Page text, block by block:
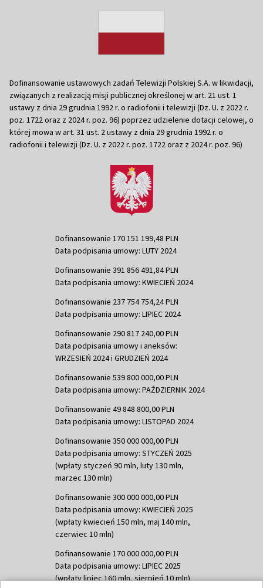
Dofinansowanie ustawowych zadań Telewizji Polskiej S.A. w likwidacji,
związanych z realizacją misji publicznej określonej w art. 21 ust. 1
ustawy z dnia 29 grudnia 1992 r. o radiofonii i telewizji (Dz. U. z 2022 r.
poz. 1722 oraz z 2024 r. poz. 96) poprzez udzielenie dotacji celowej, o
której mowa w art. 31 ust. 2 ustawy z dnia 29 grudnia 1992 r. o
radiofonii i telewizji (Dz. U. z 2022 r. poz. 1722 oraz z 2024 r. poz. 96)
Dofinansowanie 170 151 199,48 PLN
Data podpisania umowy: LUTY 2024
Dofinansowanie 391 856 491,84 PLN
Data podpisania umowy: KWIECIEŃ 2024
Dofinansowanie 237 754 754,24 PLN
Data podpisania umowy: LIPIEC 2024
Dofinansowanie 290 817 240,00 PLN
Data podpisania umowy i aneksów:
WRZESIEŃ 2024 i GRUDZIEŃ 2024
Dofinansowanie 539 800 000,00 PLN
Data podpisania umowy: PAŹDZIERNIK 2024
Dofinansowanie 49 848 800,00 PLN
Data podpisania umowy: LISTOPAD 2024
Dofinansowanie 350 000 000,00 PLN
Data podpisania umowy: STYCZEŃ 2025
(wpłaty styczeń 90 mln, luty 130 mln,
marzec 130 mln)
Dofinansowanie 300 000 000,00 PLN
Data podpisania umowy: KWIECIEŃ 2025
(wpłaty kwiecień 150 mln, maj 140 mln,
czerwiec 10 mln)
Dofinansowanie 170 000 000,00 PLN
Data podpisania umowy: LIPIEC 2025
(wpłaty lipiec 160 mln, sierpień 10 mln)